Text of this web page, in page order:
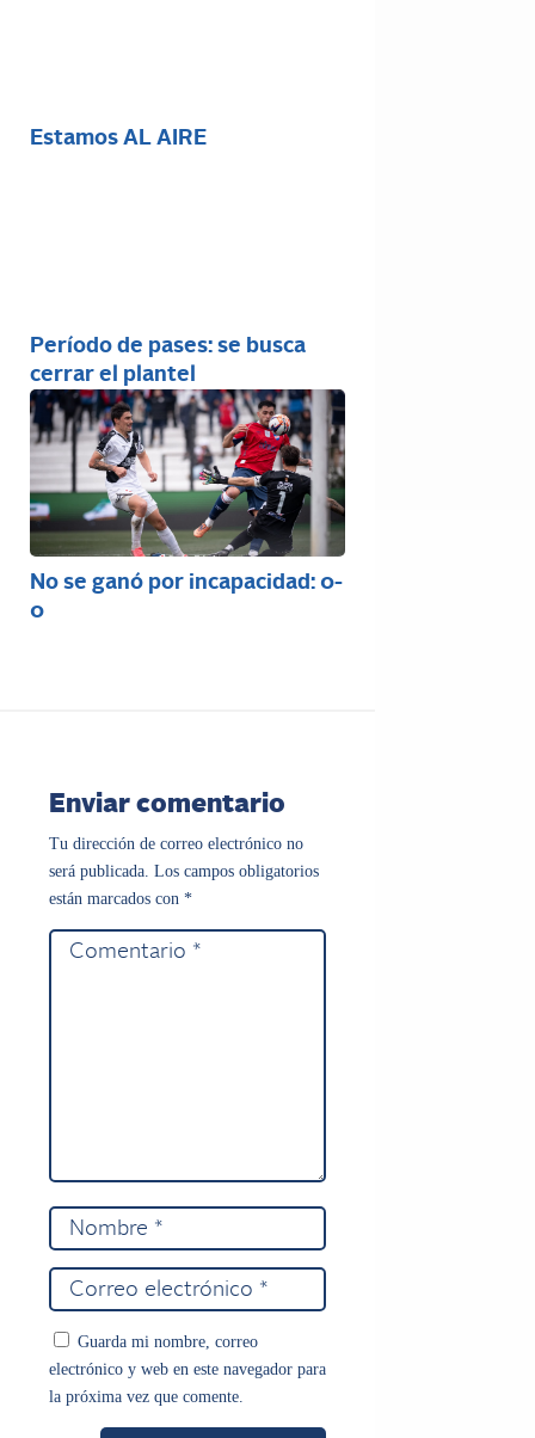
Estamos AL AIRE
Período de pases: se busca
cerrar el plantel
No se ganó por incapacidad: 0-
0
Enviar comentario
Tu dirección de correo electrónico no
será publicada. Los campos obligatorios
están marcados con *
Guarda mi nombre, correo
electrónico y web en este navegador para
la próxima vez que comente.